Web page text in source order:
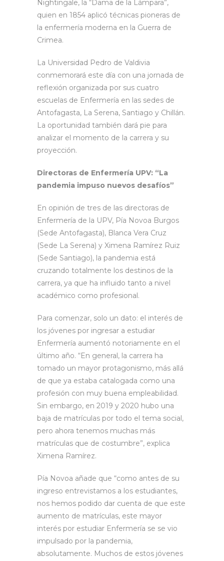
Nightingale, la “Dama de la Lámpara”,
quien en 1854 aplicó técnicas pioneras de
la enfermería moderna en la Guerra de
Crimea.
La Universidad Pedro de Valdivia
conmemorará este día con una jornada de
reflexión organizada por sus cuatro
escuelas de Enfermería en las sedes de
Antofagasta, La Serena, Santiago y Chillán.
La oportunidad también dará pie para
analizar el momento de la carrera y su
proyección.
Directoras de Enfermería UPV: “La
pandemia impuso nuevos desafíos”
En opinión de tres de las directoras de
Enfermería de la UPV, Pía Novoa Burgos
(Sede Antofagasta), Blanca Vera Cruz
(Sede La Serena) y Ximena Ramírez Ruiz
(Sede Santiago), la pandemia está
cruzando totalmente los destinos de la
carrera, ya que ha influido tanto a nivel
académico como profesional.
Para comenzar, solo un dato: el interés de
los jóvenes por ingresar a estudiar
Enfermería aumentó notoriamente en el
último año. “En general, la carrera ha
tomado un mayor protagonismo, más allá
de que ya estaba catalogada como una
profesión con muy buena empleabilidad.
Sin embargo, en 2019 y 2020 hubo una
baja de matrículas por todo el tema social,
pero ahora tenemos muchas más
matrículas que de costumbre”, explica
Ximena Ramírez.
Pía Novoa añade que “como antes de su
ingreso entrevistamos a los estudiantes,
nos hemos podido dar cuenta de que este
aumento de matrículas, este mayor
interés por estudiar Enfermería se se vio
impulsado por la pandemia,
absolutamente. Muchos de estos jóvenes